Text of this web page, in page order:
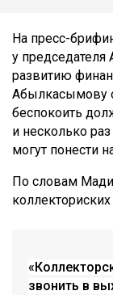
На пресс-
у председателя
развитию
Абылкасымову
беспокоить
и несколько
могут понести
По словам
коллекториских
звонить в